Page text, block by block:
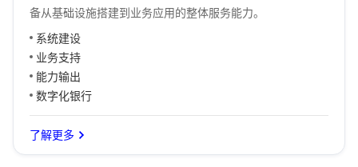
备从基础设施搭建到业务应用的整体服务能力。
系统建设
业务支持
能力输出
数字化银行
了解更多